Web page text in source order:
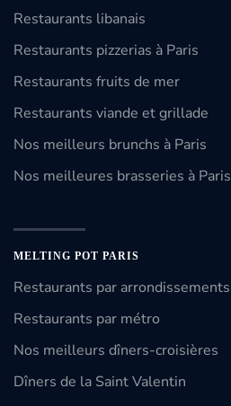
Restaurants libanais
Restaurants pizzerias à Paris
Restaurants fruits de mer
Restaurants viande et grillade
Nos meilleurs brunchs à Paris
Nos meilleures brasseries à Paris
MELTING POT PARIS
Restaurants par arrondissements
Restaurants par métro
Nos meilleurs dîners-croisières
Dîners de la Saint Valentin